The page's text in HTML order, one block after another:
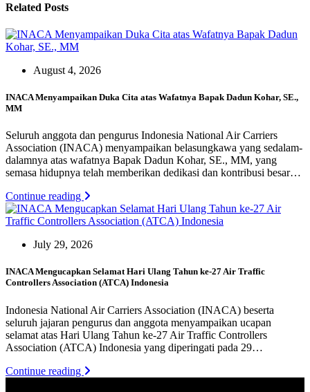
Related Posts
August 4, 2026
INACA Menyampaikan Duka Cita atas Wafatnya Bapak Dadun Kohar, SE.,
MM
Seluruh anggota dan pengurus Indonesia National Air Carriers
Association (INACA) menyampaikan belasungkawa yang sedalam-
dalamnya atas wafatnya Bapak Dadun Kohar, SE., MM, yang
semasa hidupnya telah memberikan dedikasi dan kontribusi besar…
Continue reading
July 29, 2026
INACA Mengucapkan Selamat Hari Ulang Tahun ke-27 Air Traffic
Controllers Association (ATCA) Indonesia
Indonesia National Air Carriers Association (INACA) beserta
seluruh jajaran pengurus dan anggota menyampaikan ucapan
selamat atas Hari Ulang Tahun ke-27 Air Traffic Controllers
Association (ATCA) Indonesia yang diperingati pada 29…
Continue reading